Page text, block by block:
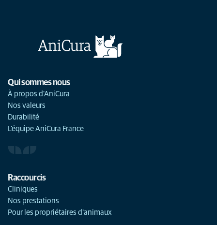
Qui sommes nous
À propos d'AniCura
Nos valeurs
Durabilité
L'équipe AniCura France
Raccourcis
Cliniques
Nos prestations
Pour les propriétaires d'animaux